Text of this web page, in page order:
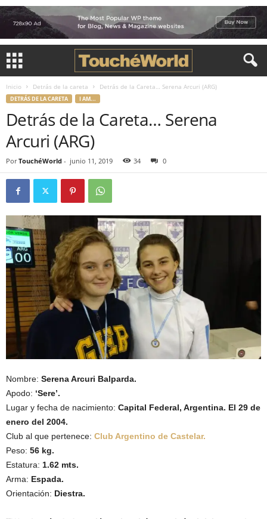
Inicio Detrás de la careta Detrás de la Careta… Serena Arcuri (ARG)
DETRÁS DE LA CARETA I AM...
Detrás de la Careta… Serena
Arcuri (ARG)
Por TouchéWorld - junio 11, 2019 34 0
Nombre: Serena Arcuri Balparda.
Apodo: ‘Sere’.
Lugar y fecha de nacimiento: Capital Federal, Argentina. El 29 de
enero del 2004.
Club al que pertenece: Club Argentino de Castelar.
Peso: 56 kg.
Estatura: 1.62 mts.
Arma: Espada.
Orientación: Diestra.